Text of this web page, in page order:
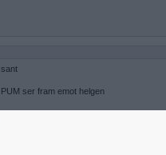
sant
PUM ser fram emot helgen